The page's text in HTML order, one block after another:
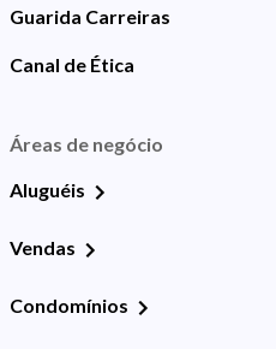
Guarida Carreiras
Canal de Ética
Áreas de negócio
Aluguéis
Vendas
Condomínios